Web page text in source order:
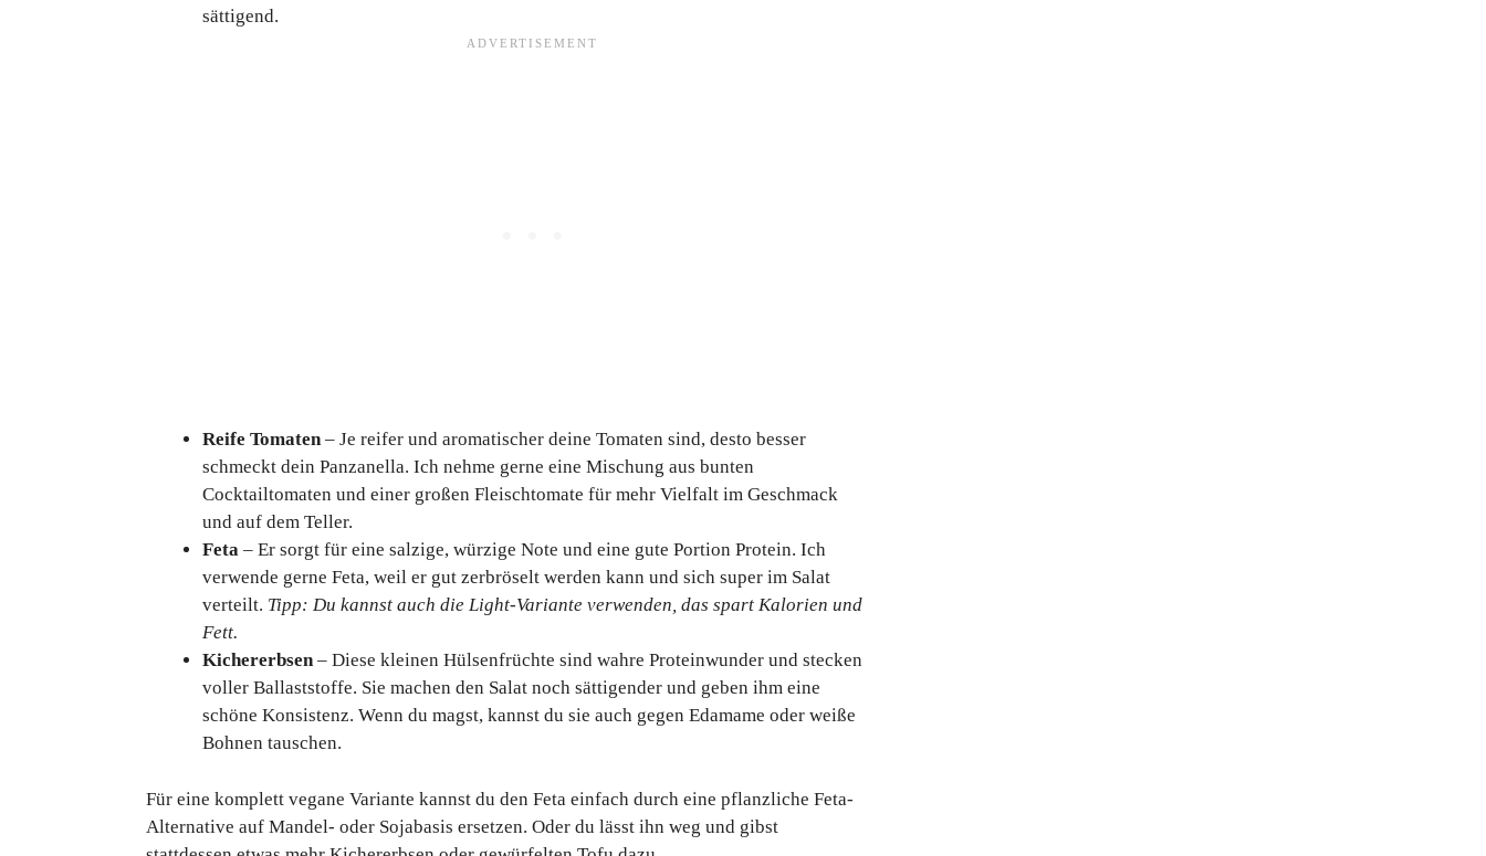
sättigend.
Reife Tomaten– Je reifer und aromatischer deine Tomaten sind, desto besser
schmeckt dein Panzanella. Ich nehme gerne eine Mischung aus bunten
Cocktailtomaten und einer großen Fleischtomate für mehr Vielfalt im Geschmack
und auf dem Teller.
Feta – Er sorgt für eine salzige, würzige Note und eine gute Portion Protein. Ich
verwende gerne Feta, weil er gut zerbröselt werden kann und sich super im Salat
verteilt. Tipp: Du kannst auch die Light-Variante verwenden, das spart Kalorien und
Fett.
Kichererbsen– Diese kleinen Hülsenfrüchte sind wahre Proteinwunder und stecken
voller Ballaststoffe. Sie machen den Salat noch sättigender und geben ihm eine
schöne Konsistenz. Wenn du magst, kannst du sie auch gegen Edamame oder weiße
Bohnen tauschen.
Für eine komplett vegane Variante kannst du den Feta einfach durch eine pflanzliche Feta-
Alternative auf Mandel- oder Sojabasis ersetzen. Oder du lässt ihn weg und gibst